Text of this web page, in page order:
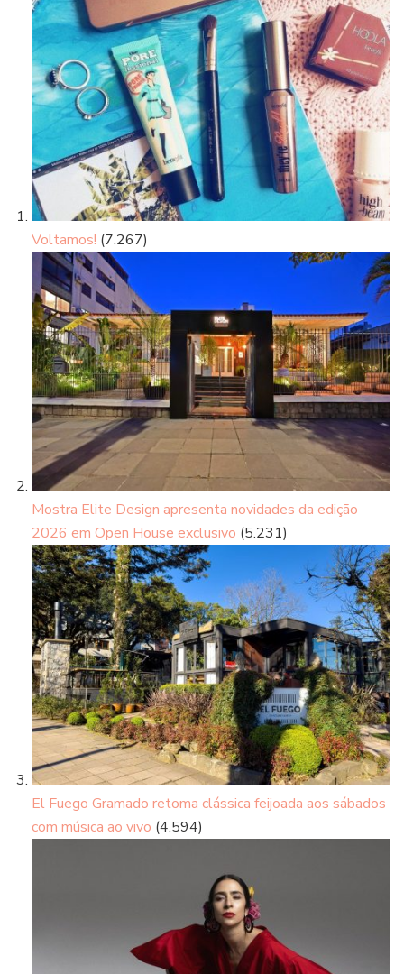
Voltamos! (7.267)
Mostra Elite Design apresenta novidades da edição
2026 em Open House exclusivo (5.231)
El Fuego Gramado retoma clássica feijoada aos sábados
com música ao vivo (4.594)